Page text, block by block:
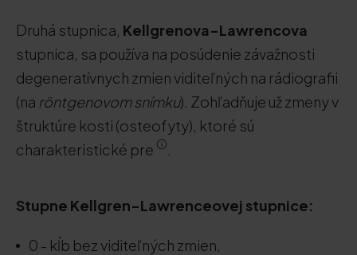
Druhá stupnica, Kellgrenova-Lawrencova
stupnica, sa používa na posúdenie závažnosti
degeneratívnych zmien viditeľných na rádiografii
(na röntgenovom snímku). Zohľadňuje už zmeny v
štruktúre kosti (osteofyty), ktoré sú
charakteristické pre
.
Stupne Kellgren-Lawrenceovej stupnice:
0 - kĺb bez viditeľných zmien,